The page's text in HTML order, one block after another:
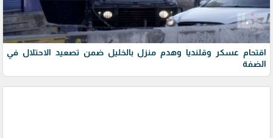
اقتحام عسكر وقلنديا وهدم منزل بالخليل ضمن تصعيد الاحتلال في
الضفة